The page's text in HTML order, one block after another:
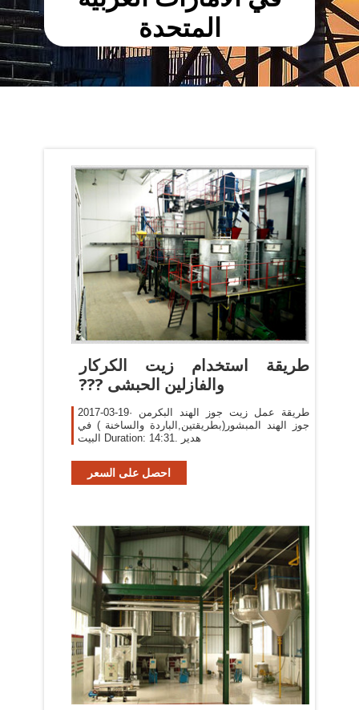
المتحدة
‫طريقة استخدام زيت الكركار
والفازلين الحبشى ???
2017-03-19· طريقة عمل زيت جوز الهند البكرمن
جوز الهند المبشور(بطريقتين,الباردة والساخنة ) في
البيت Duration: 14:31. هدير
احصل على السعر